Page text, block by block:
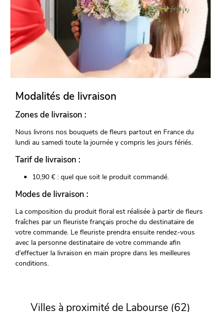
Modalités de livraison
Zones de livraison :
Nous livrons nos bouquets de fleurs partout en France du
lundi au samedi toute la journée y compris les jours fériés.
Tarif de livraison :
10,90 € : quel que soit le produit commandé.
Modes de livraison :
La composition du produit floral est réalisée à partir de fleurs
fraîches par un fleuriste français proche du destinataire de
votre commande. Le fleuriste prendra ensuite rendez-vous
avec la personne destinataire de votre commande afin
d'effectuer la livraison en main propre dans les meilleures
conditions.
Villes à proximité de Labourse (62)